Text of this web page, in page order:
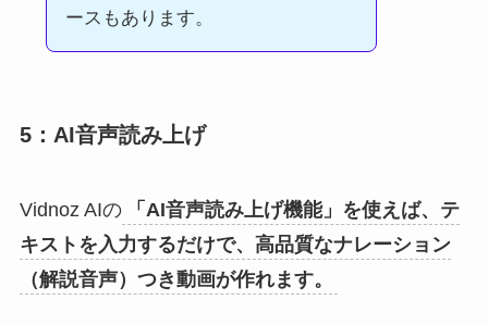
ースもあります。
5：AI音声読み上げ
Vidnoz AIの
「AI音声読み上げ機能」を使えば、テ
キストを入力するだけで、高品質なナレーション
（解説音声）つき動画が作れます。